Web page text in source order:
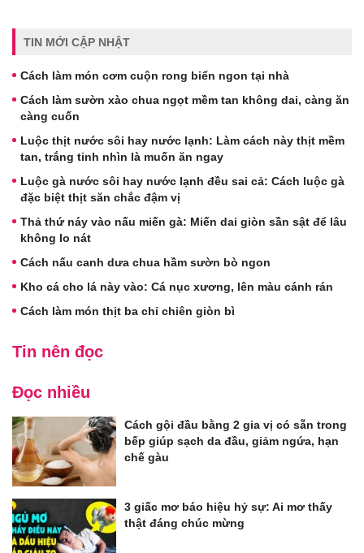
TIN MỚI CẬP NHẬT
Cách làm món cơm cuộn rong biển ngon tại nhà
Cách làm sườn xào chua ngọt mềm tan không dai, càng ăn
càng cuốn
Luộc thịt nước sôi hay nước lạnh: Làm cách này thịt mềm
tan, trắng tinh nhìn là muốn ăn ngay
Luộc gà nước sôi hay nước lạnh đều sai cả: Cách luộc gà
đặc biệt thịt săn chắc đậm vị
Thả thứ náy vào nấu miến gà: Miến dai giòn sần sật để lâu
không lo nát
Cách nấu canh dưa chua hầm sườn bò ngon
Kho cá cho lá này vào: Cá nục xương, lên màu cánh rán
Cách làm món thịt ba chỉ chiên giòn bì
Tin nên đọc
Đọc nhiều
Cách gội đầu bằng 2 gia vị có sẵn trong
bếp giúp sạch da đầu, giảm ngứa, hạn
chế gàu
3 giấc mơ báo hiệu hỷ sự: Ai mơ thấy
thật đáng chúc mừng